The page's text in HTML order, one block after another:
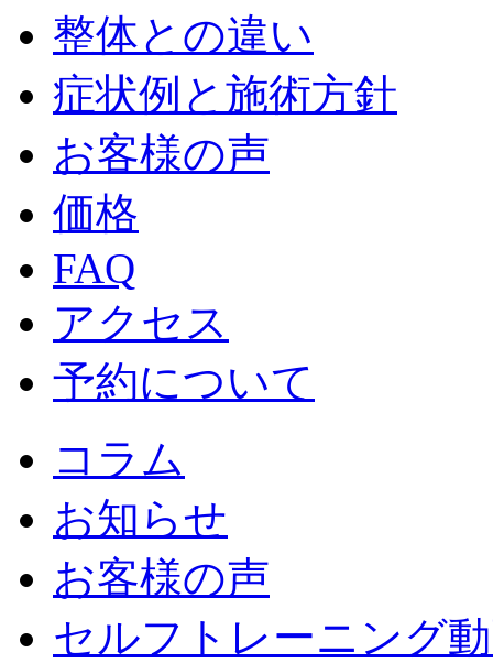
整体との違い
症状例と施術方針
お客様の声
価格
FAQ
アクセス
予約について
コラム
お知らせ
お客様の声
セルフトレーニング